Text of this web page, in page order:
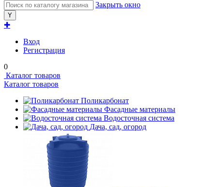
Закрыть окно
✚
Вход
Регистрация
0
Каталог товаров
Каталог товаров
Поликарбонат
Фасадные материалы
Водосточная система
Дача, сад, огород